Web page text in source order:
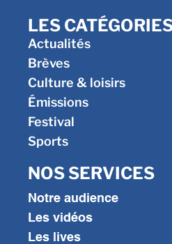
LES
Actualités
Brèves
Culture & loisirs
Émissions
Festival
Sports
NOS SERVICES
Notre audience
Les vidéos
Les lives